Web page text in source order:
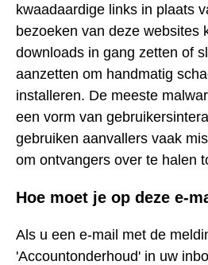
kwaadaardige links in plaats
bezoeken van deze websites
downloads in gang zetten of
aanzetten om handmatig
installeren. De meeste
een vorm van
gebruiken aanvallers vaak
om ontvangers over te halen
Hoe moet je op deze e-
Als u een e-mail met de
'Accountonderhoud' in uw